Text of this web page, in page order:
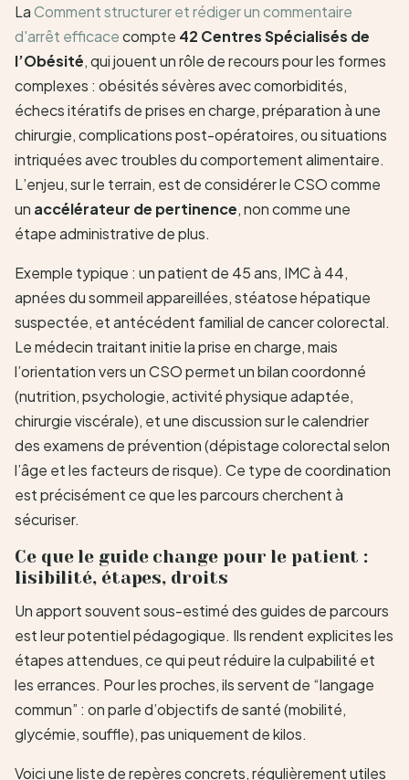
LaComment structurer et rédiger un commentaire
d'arrêt efficacecompte 42 Centres Spécialisés de
l’Obésité, qui jouent un rôle de recours pour les formes
complexes : obésités sévères avec comorbidités,
échecs itératifs de prises en charge, préparation à une
chirurgie, complications post-opératoires, ou situations
intriquées avec troubles du comportement alimentaire.
L’enjeu, sur le terrain, est de considérer le CSO comme
un accélérateur de pertinence, non comme une
étape administrative de plus.
Exemple typique : un patient de 45 ans, IMC à 44,
apnées du sommeil appareillées, stéatose hépatique
suspectée, et antécédent familial de cancer colorectal.
Le médecin traitant initie la prise en charge, mais
l’orientation vers un CSO permet un bilan coordonné
(nutrition, psychologie, activité physique adaptée,
chirurgie viscérale), et une discussion sur le calendrier
des examens de prévention (dépistage colorectal selon
l’âge et les facteurs de risque). Ce type de coordination
est précisément ce que les parcours cherchent à
sécuriser.
Ce que le guide change pour le patient :
lisibilité, étapes, droits
Un apport souvent sous-estimé des guides de parcours
est leur potentiel pédagogique. Ils rendent explicites les
étapes attendues, ce qui peut réduire la culpabilité et
les errances. Pour les proches, ils servent de “langage
commun” : on parle d’objectifs de santé (mobilité,
glycémie, souffle), pas uniquement de kilos.
Voici une liste de repères concrets, régulièrement utiles